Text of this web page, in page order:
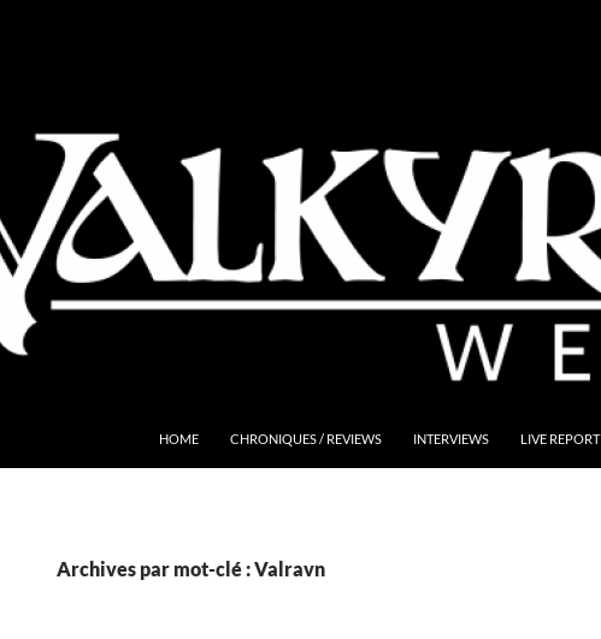
HOME CHRONIQUES / REVIEWS INTERVIEWS LIVE REPORT
Archives par mot-clé : Valravn